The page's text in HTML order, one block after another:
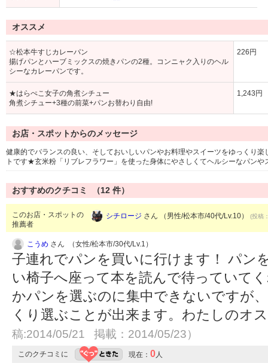
オススメ
☆松本牛すじカレーパン
揚げパンとハーブミックスの焼きパンの2種。コンニャク入りのヘル
シーなカレーパンです。
226円
★はらぺこ女子の角煮シチュー
角煮シチュー+3種の前菜+パンお替わり自由!
1,243円
お店・スポットからのメッセージ
健康的でバランスの良い、そしておいしいパンやお料理やスイーツをゆっくり
トです★玄米粉「リブレフラワー」を使った身体にやさしくてヘルシーなパンや
おすすめのクチコミ （12 件）
このお店・スポットの
推薦者
シチロージ さん （男性/松本市/40代/Lv.10） (投稿
こうめ さん （女性/松本市/30代/Lv.1）
子連れでパンを買いに行けます！ パン
い椅子へ座って本を読んで待っていて
かパンを選ぶのに集中できないですが
くり選ぶことが出来ます。わたしのオ
稿:2014/05/21 掲載：2014/05/23）
このクチコミに 現在： 0人